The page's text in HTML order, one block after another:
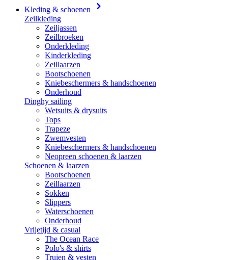
Kleding & schoenen
Zeilkleding
Zeiljassen
Zeilbroeken
Onderkleding
Kinderkleding
Zeillaarzen
Bootschoenen
Kniebeschermers & handschoenen
Onderhoud
Dinghy sailing
Wetsuits & drysuits
Tops
Trapeze
Zwemvesten
Kniebeschermers & handschoenen
Neopreen schoenen & laarzen
Schoenen & laarzen
Bootschoenen
Zeillaarzen
Sokken
Slippers
Waterschoenen
Onderhoud
Vrijetijd & casual
The Ocean Race
Polo's & shirts
Truien & vesten